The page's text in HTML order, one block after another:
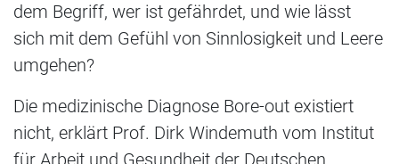
dem Begriff, wer ist gefährdet, und wie lässt
sich mit dem Gefühl von Sinnlosigkeit und Leere
umgehen?
Die medizinische Diagnose Bore-out existiert
nicht, erklärt Prof. Dirk Windemuth vom Institut